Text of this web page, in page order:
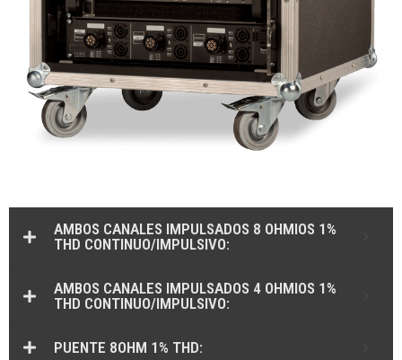
AMBOS CANALES IMPULSADOS ​​8 OHMIOS 1%
THD CONTINUO/IMPULSIVO:
AMBOS CANALES IMPULSADOS ​​4 OHMIOS 1%
THD CONTINUO/IMPULSIVO:
PUENTE 8OHM 1% THD: